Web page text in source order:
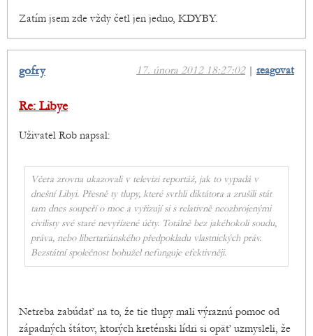
Zatím jsem zde vždy četl jen jedno, KDYBY.
17. února 2012 18:27:02| reagovat
gofry
Re: Libye
Uživatel Rob napsal:
Včera zrovna ukazovali v televizi reportáž, jak to vypadá v
dnešní Libyi. Přesně ty tlupy, které svrhli diktátora a zrušili stát
tam dnes soupeří o moc a vyřizují si s relativně neozbrojenými
civilisty své staré nevyřízené účty. Totálně bez jakéhokoli soudu,
práva, nebo libertariánského předpokladu vlastnických práv.
Bezstátní společnost bohužel nefunguje efektivněji.
Netreba zabúdať na to, že tie tlupy mali výraznú pomoc od
západných štátov, ktorých kreténski lídri si opäť uzmysleli, že